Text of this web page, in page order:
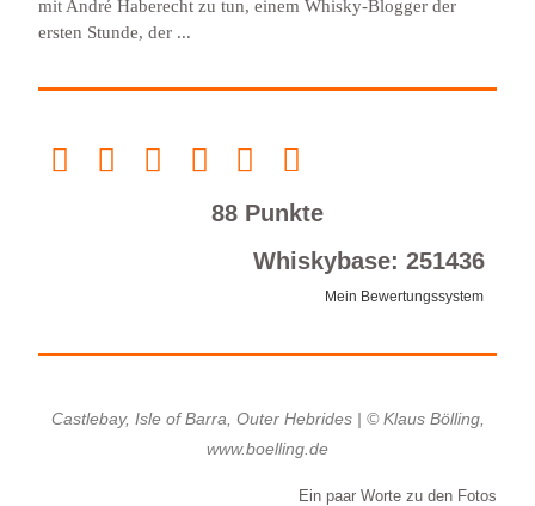
mit André Haberecht zu tun, einem Whisky-Blogger der
ersten Stunde, der ...
88 Punkte
Whiskybase: 251436
Mein Bewertungssystem
Castlebay, Isle of Barra, Outer Hebrides | © Klaus Bölling,
www.boelling.de
Ein paar Worte zu den Fotos